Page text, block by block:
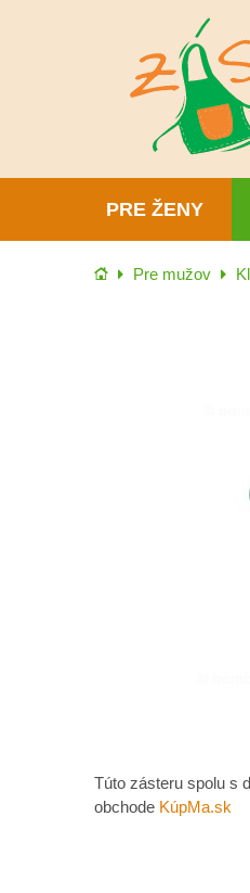
PRE ŽENY
Úvod Pre mužov
Túto zásteru spolu s
obchode KúpMa.sk